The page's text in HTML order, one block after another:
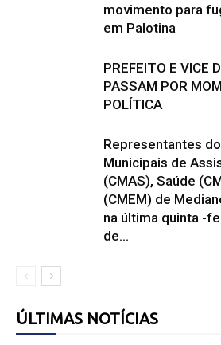
movimento para
em Palotina
PREFEITO E VICE
PASSAM POR
POLÍTICA
Representantes
Municipais de
(CMAS), Saúde
(CMEM) de
na última quinta -
de...
ÚLTIMAS NOTÍCIAS